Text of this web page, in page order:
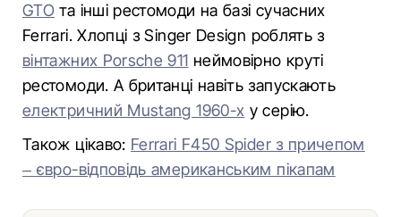
GTO та інші рестомоди на базі сучасних
Ferrari. Хлопці з Singer Design роблять з
вінтажних Porsche 911 неймовірно круті
рестомоди. А британці навіть запускають
електричний Mustang 1960-х у серію.
Також цікаво: Ferrari F450 Spider з причепом
– євро-відповідь американським пікапам